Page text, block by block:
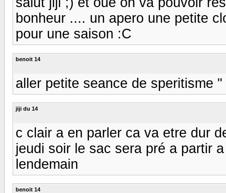
bonheur .... un apero une petite
pour une saison :C
benoit 14
aller petite seance de speritisme
jiji du 14
c clair a en parler ca va etre dur
jeudi soir le sac sera pré a partir
lendemain
benoit 14